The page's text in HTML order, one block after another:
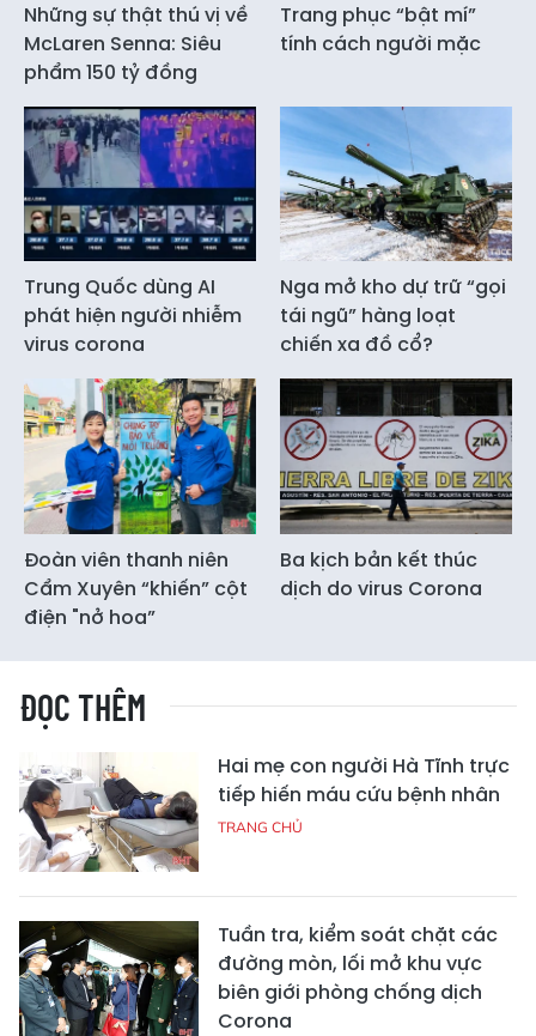
Những sự thật thú vị về
McLaren Senna: Siêu
phẩm 150 tỷ đồng
Trang phục “bật mí”
tính cách người mặc
Trung Quốc dùng AI
phát hiện người nhiễm
virus corona
Nga mở kho dự trữ “gọi
tái ngũ” hàng loạt
chiến xa đồ cổ?
Đoàn viên thanh niên
Cẩm Xuyên “khiến” cột
điện "nở hoa”
Ba kịch bản kết thúc
dịch do virus Corona
ĐỌC THÊM
Hai mẹ con người Hà Tĩnh trực
tiếp hiến máu cứu bệnh nhân
TRANG CHỦ
Tuần tra, kiểm soát chặt các
đường mòn, lối mở khu vực
biên giới phòng chống dịch
Corona